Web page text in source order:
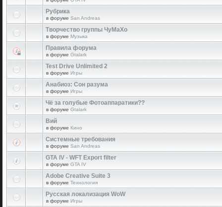
Рубрика
в форуме San Andreas
Творчество группы ЧуМаХо
в форуме Музыка
Правила форума
в форуме Gtalark
Test Drive Unlimited 2
в форуме Игры
Анабиоз: Сон разума
в форуме Игры
Чё за голубые Фотоаппаратики??
в форуме Gtalark
Вий
в форуме Кино
Системные требования
в форуме San Andreas
GTA IV - WFT Export filter
в форуме GTA IV
Adobe Creative Suite 3
в форуме Технология
Русская локализация WoW
в форуме Игры